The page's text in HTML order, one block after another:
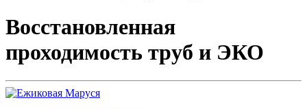
Восстановленная
проходимость труб и ЭКО